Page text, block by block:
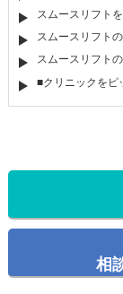
スムースリフト
スムースリフト
スムースリフト
■クリニックをピ
相